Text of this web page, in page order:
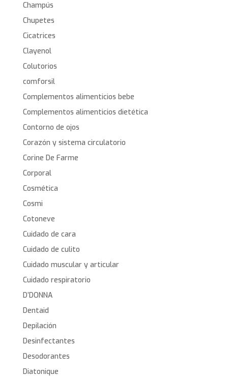
Champús
Chupetes
Cicatrices
Clayenol
Colutorios
comforsil
Complementos alimenticios bebe
Complementos alimenticios dietética
Contorno de ojos
Corazón y sistema circulatorio
Corine De Farme
Corporal
Cosmética
Cosmi
Cotoneve
Cuidado de cara
Cuidado de culito
Cuidado muscular y articular
Cuidado respiratorio
D’DONNA
Dentaid
Depilación
Desinfectantes
Desodorantes
Diatonique